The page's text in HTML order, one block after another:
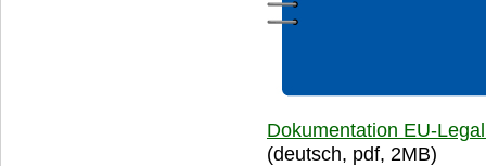
Dokumentation EU-
(deutsch, pdf, 2MB)